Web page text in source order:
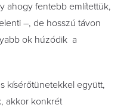
ahogy fentebb említettük,
–, de hosszú távon
ok húzódik a
kísérőtünetekkel együtt,
akkor konkrét